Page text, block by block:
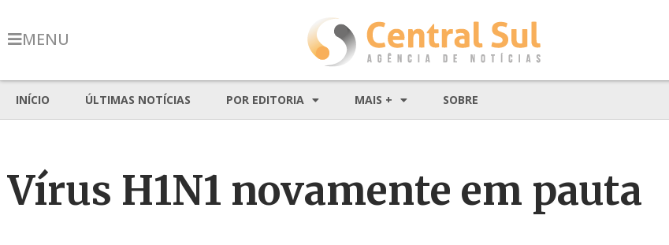
MENU
INÍCIO ÚLTIMAS NOTÍCIAS POR EDITORIA MAIS + SOBRE
Vírus H1N1 novamente em pauta